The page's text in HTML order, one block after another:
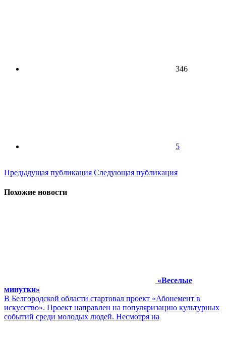
346
5
Предыдущая публикация Следующая публикация
Похожие новости
«Веселые
минутки»
В Белгородской области стартовал проект «Абонемент в
искусство». Проект направлен на популяризацию культурных
событий среди молодых людей. Несмотря на